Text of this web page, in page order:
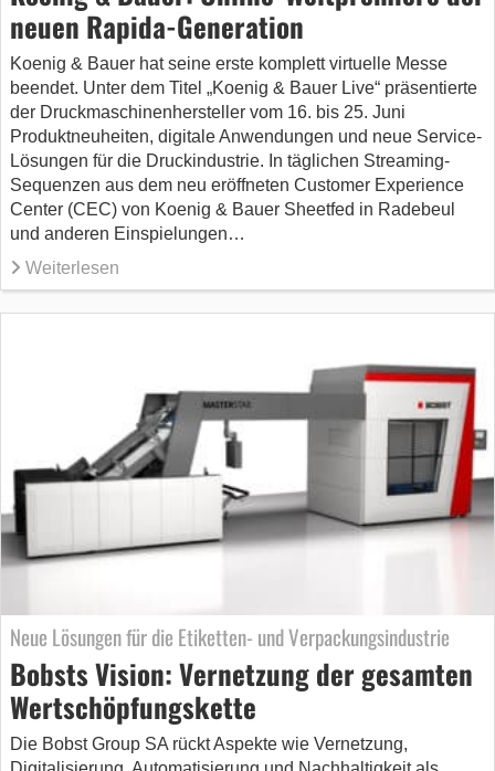
neuen Rapida-Generation
Koenig & Bauer hat seine erste komplett virtuelle Messe
beendet. Unter dem Titel „Koenig & Bauer Live“ präsentierte
der Druckmaschinenhersteller vom 16. bis 25. Juni
Produktneuheiten, digitale Anwendungen und neue Service-
Lösungen für die Druckindustrie. In täglichen Streaming-
Sequenzen aus dem neu eröffneten Customer Experience
Center (CEC) von Koenig & Bauer Sheetfed in Radebeul
und anderen Einspielungen…
Weiterlesen
Neue Lösungen für die Etiketten- und Verpackungsindustrie
Bobsts Vision: Vernetzung der gesamten
Wertschöpfungskette
Die Bobst Group SA rückt Aspekte wie Vernetzung,